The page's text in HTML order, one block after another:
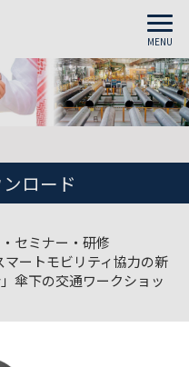
MENU
ロード
セミナー・研修
マートモビリティ協力の新
傘下の交通ワークショッ